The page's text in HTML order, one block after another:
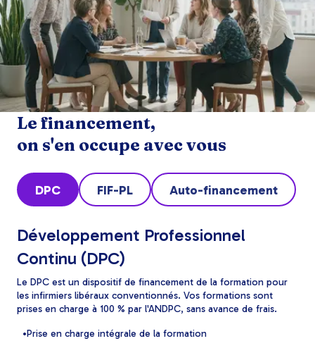
Le financement,
on s'en occupe avec vous
DPC FIF-PL Auto-financement
Développement Professionnel
Continu (DPC)
Le DPC est un dispositif de financement de la formation pour
les infirmiers libéraux conventionnés. Vos formations sont
prises en charge à 100 % par l'ANDPC, sans avance de frais.
Prise en charge intégrale de la formation